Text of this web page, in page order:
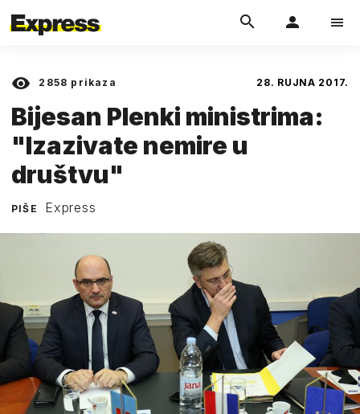
2858 prikaza 28. RUJNA 2017.
Bijesan Plenki ministrima:
"Izazivate nemire u
društvu"
PIŠE Express